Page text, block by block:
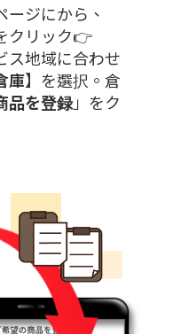
ージにから、
クリック👉
ス地域に合わせ
庫】を選択。倉
品を登録」をク